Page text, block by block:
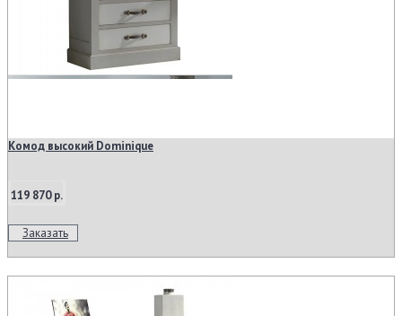
Комод высокий Dominique
119 870 р.
Заказать